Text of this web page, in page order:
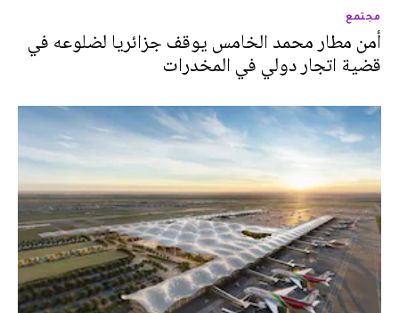
مجتمع
أمن مطار محمد الخامس يوقف جزائريا لضلوعه في
قضية اتجار دولي في المخدرات